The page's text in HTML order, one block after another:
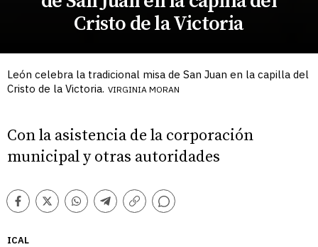
Cristo de la Victoria
León celebra la tradicional misa de San Juan en la capilla del
Cristo de la Victoria. VIRGINIA MORAN
Con la asistencia de la corporación
municipal y otras autoridades
Facebook
TwitterWhatsappTelegram
Copiar
Comentarios
ICAL